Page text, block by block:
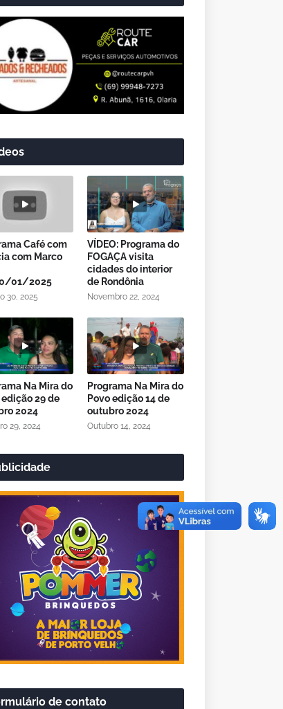
Café com
com Marco
01/2025
30, 2025
VÍDEO: Programa do
FOGAÇA visita
cidades do interior
de Rondônia
Novembro 22, 2024
Na Mira do
edição 29 de
2024
29, 2024
Programa Na Mira do
Povo edição 14 de
outubro 2024
Outubro 14, 2024
de contato